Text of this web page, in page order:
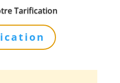
Tarification